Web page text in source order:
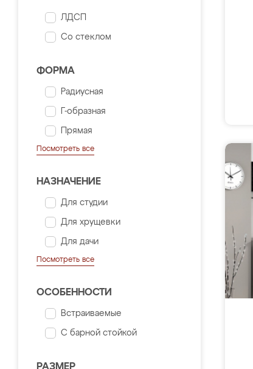
ЛДСП
Со стеклом
ФОРМА
Радиусная
Г-образная
Прямая
Посмотреть все
НАЗНАЧЕНИЕ
Для студии
Для хрущевки
Для дачи
Посмотреть все
ОСОБЕННОСТИ
Встраиваемые
С барной стойкой